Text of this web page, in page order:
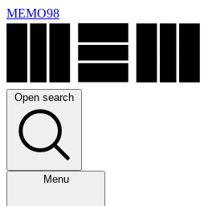
MEMO98
Open search
Menu